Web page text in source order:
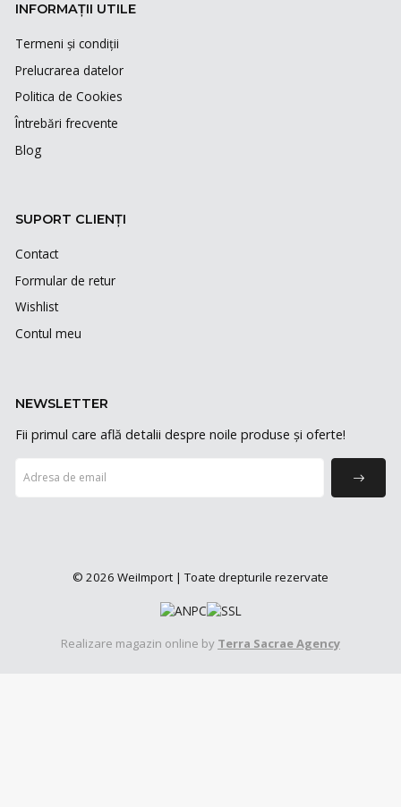
INFORMAȚII UTILE
Termeni și condiții
Prelucrarea datelor
Politica de Cookies
Întrebări frecvente
Blog
SUPORT CLIENȚI
Contact
Formular de retur
Wishlist
Contul meu
NEWSLETTER
Fii primul care află detalii despre noile produse și oferte!
© 2026 WeiImport | Toate drepturile rezervate
Realizare magazin online by Terra Sacrae Agency